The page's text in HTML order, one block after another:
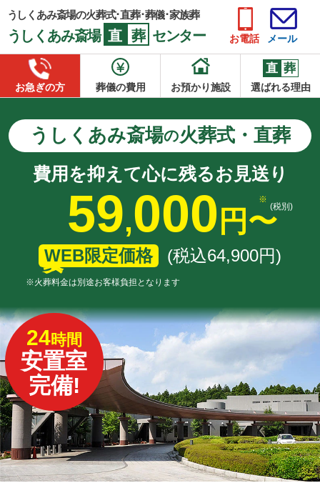
うしくあみ斎場の火葬式･直葬･葬儀･家族葬
うしくあみ斎場 直 葬 センター お電話 メール
お急ぎの方 葬儀の費用 お預かり施設
直 葬
選ばれる理由
うしくあみ斎場の火葬式・直葬
費用を抑えて心に残るお見送り
59,000 円〜(税別)
WEB限定価格 (税込64,900円)
※火葬料金は別途お客様負担となります
24時間
安置室
完備!